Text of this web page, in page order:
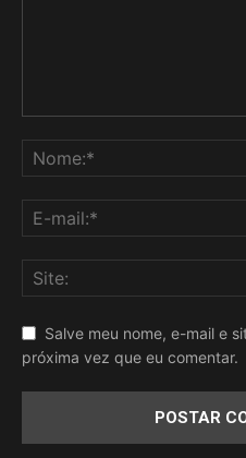
Salve meu nome, e-mail e
próxima vez que eu comentar.